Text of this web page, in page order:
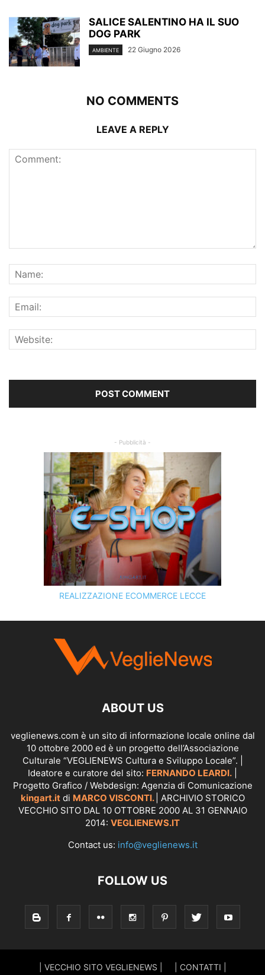
SALICE SALENTINO HA IL SUO
DOG PARK
AMBIENTE 22 Giugno 2026
NO COMMENTS
LEAVE A REPLY
- Pubblicità -
REALIZZAZIONE ECOMMERCE LECCE
SCOPRI I SERVIZI DIKINGART.IT
ABOUT US
veglienews.com è un sito di informazione locale online dal
10 ottobre 2000 ed è un progetto dell’Associazione
Culturale “VEGLIENEWS Cultura e Sviluppo Locale”. |
Ideatore e curatore del sito: FERNANDO LEARDI.
Progetto Grafico / Webdesign: Agenzia di Comunicazione
kingart.itdi MARCO VISCONTI. | ARCHIVIO STORICO
VECCHIO SITO DAL 10 OTTOBRE 2000 AL 31 GENNAIO
2014: VEGLIENEWS.IT
Contact us: info@veglienews.it
FOLLOW US
| VECCHIO SITO VEGLIENEWS | | CONTATTI |